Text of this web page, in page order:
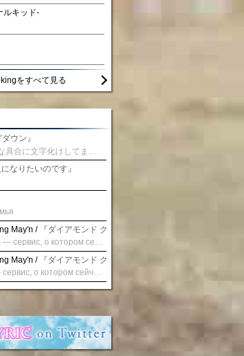
ルキッド‐
をすべて見る
ウン』
なりたいのです』
May'n / 『ダイアモンド クレバス/射手座☆午後九時 Don't be
May'n / 『ダイアモンド クレバス/射手座☆午後九時 Don't be
Что такое XCARDS — сервис, о котором сейчас говорят. Буквально на днях заметил о интересный бренд XCARDS, он помогает создавать онлайн карты чтобы управлять бюджетами. Ключевые преимущества: Выпуск занимает всего считанные минуты. Платформа даёт возможность оформить множество карт для разных целей. Есть поддержка в любое время суток включая персонального менеджера. Есть контроль без задержек — транзакции, уведомления, аналитика — всё под рукой. Возможные нюансы: Регистрация: европейская юрисдикция — желательно убедиться, что сервис можно использовать без нарушений. Финансовые условия: возможно, есть скрытые комиссии, поэтому лучше внимательно прочитать договор. Отзывы пользователей: по отзывам поддержка работает быстро. Надёжность системы: внедрены базовые меры безопасности, но всё равно советую не хранить большие суммы на карте. Вывод: В целом платформа кажется отличным помощником для маркетологов. Платформа сочетает скорость, удобство и гибкость. Как вы думаете? Пользовались ли вы XCARDS? Поделитесь опытом — будет интересно сравнить. Виртуальные карты для бизнеса